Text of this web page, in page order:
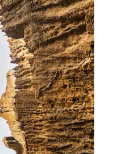
con el tacto o desliza el dedo.